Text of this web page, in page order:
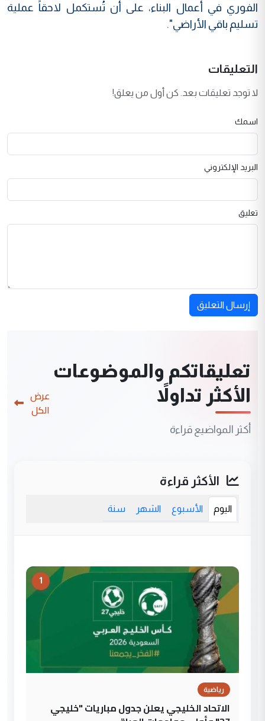
الفوري في أعمال البناء، على أن تُستكمل لاحقاً عملية
تسليم باقي الأراضي".
التعليقات
لا توجد تعليقات بعد. كن أول من يعلق!
اسمك
البريد الإلكتروني
تعليق
إرسال التعليق
تعليقاتكم والموضوعات
الأكثر تداولاً
أكثر المواضيع قراءة
عرض
الكل
الأكثر قراءة
اليوم الأسبوع الشهر سنة
1
رياضية
الاتحاد الخليجي يعلن جدول مباريات "خليجي